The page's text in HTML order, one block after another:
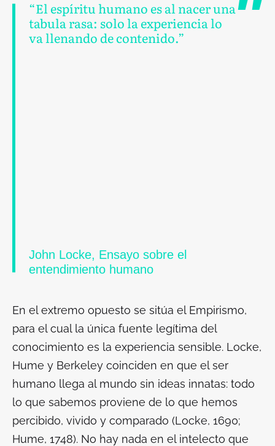
“El espíritu humano es al nacer una
tabula rasa: solo la experiencia lo
va llenando de contenido.”
John Locke, Ensayo sobre el
entendimiento humano
En el extremo opuesto se sitúa el Empirismo,
para el cual la única fuente legítima del
conocimiento es la experiencia sensible. Locke,
Hume y Berkeley coinciden en que el ser
humano llega al mundo sin ideas innatas: todo
lo que sabemos proviene de lo que hemos
percibido, vivido y comparado (Locke, 1690;
Hume, 1748). No hay nada en el intelecto que